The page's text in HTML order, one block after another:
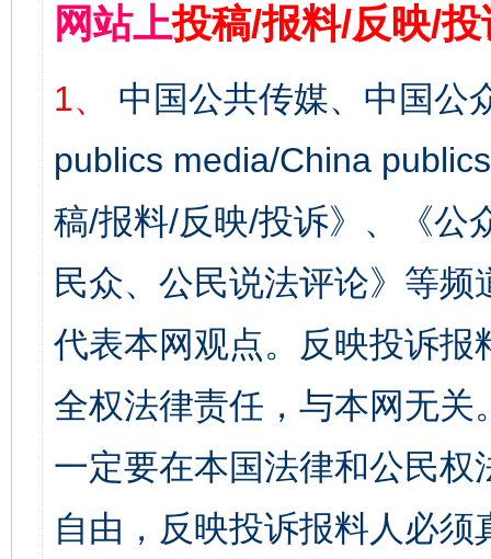
网站上投稿/报料/反映/
1、
中国公共传媒、中国公
publics media/China
稿/报料/反映/投诉》、《公
民众、公民说法评论》等
代表本网观点。反映投诉
全权法律责任，与本网无
一定要在本国法律和公民
自由，反映投诉报料人必